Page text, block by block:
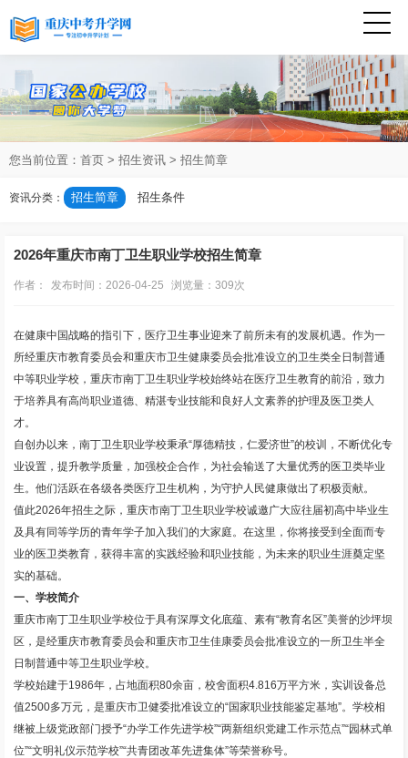
您当前位置： 首页 > 招生资讯 > 招生简章
资讯分类： 招生简章 招生条件
2026年重庆市南丁卫生职业学校招生简章
作者： 发布时间：2026-04-25 浏览量： 309次
在健康中国战略的指引下，医疗卫生事业迎来了前所未有的发展机遇。作为一
所经重庆市教育委员会和重庆市卫生健康委员会批准设立的卫生类全日制普通
中等职业学校，重庆市南丁卫生职业学校始终站在医疗卫生教育的前沿，致力
于培养具有高尚职业道德、精湛专业技能和良好人文素养的护理及医卫类人
才。
自创办以来，南丁卫生职业学校秉承“厚德精技，仁爱济世”的校训，不断优化专
业设置，提升教学质量，加强校企合作，为社会输送了大量优秀的医卫类毕业
生。他们活跃在各级各类医疗卫生机构，为守护人民健康做出了积极贡献。
值此2026年招生之际，重庆市南丁卫生职业学校诚邀广大应往届初高中毕业生
及具有同等学历的青年学子加入我们的大家庭。在这里，你将接受到全面而专
业的医卫类教育，获得丰富的实践经验和职业技能，为未来的职业生涯奠定坚
实的基础。
一、学校简介
重庆市南丁卫生职业学校位于具有深厚文化底蕴、素有“教育名区”美誉的沙坪坝
区，是经重庆市教育委员会和重庆市卫生佳康委员会批准设立的一所卫生半全
日制普通中等卫生职业学校。
学校始建于1986年，占地面积80余亩，校舍面积4.816万平方米，实训设备总
值2500多万元，是重庆市卫健委批准设立的“国家职业技能鉴定基地”。学校相
继被上级党政部门授予“办学工作先进学校”“两新组织党建工作示范点”“园林式单
位”“文明礼仪示范学校”“共青团改革先进集体”等荣誉称号。